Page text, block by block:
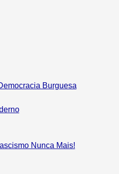
Burguesa
Nunca Mais!